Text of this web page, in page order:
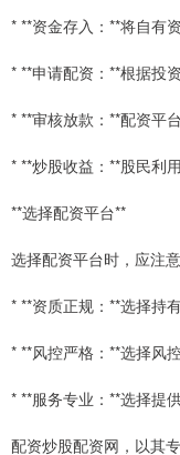
* **资金存入：**将自有
* **申请配资：**根据投
* **审核放款：**配资平
* **炒股收益：**股民利
**选择配资平台**
选择配资平台时，应注
* **资质正规：**选择持
* **风控严格：**选择风
* **服务专业：**选择提
配资炒股配资网，以其